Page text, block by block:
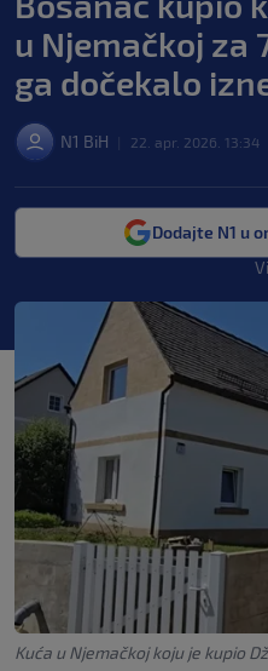
u Njemačkoj za
ga dočekalo
N1 BiH 22. apr. 2026. 13:34
Dodajte N1 u
Kuća u Njemačkoj koju je kupio